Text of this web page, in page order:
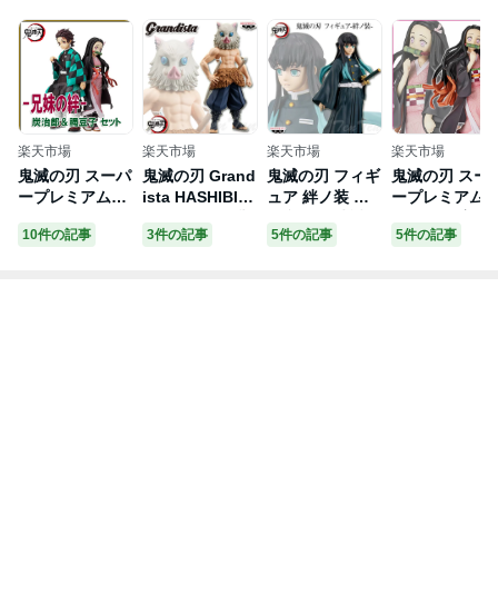
楽天市場
鬼滅の刃 スーパ
ープレミアムフ
の絆- 炭治郎＆
10件の記事
楽天市場
鬼滅の刃 Grand
ista HASHIBIR
平伊之助 【即納
3件の記事
楽天市場
鬼滅の刃 フィギ
ュア 絆ノ装 参
一郎 【即納品】
5件の記事
楽天市場
鬼滅の刃 スー
ープレミアム
禰豆子 (かまど
5件の記事